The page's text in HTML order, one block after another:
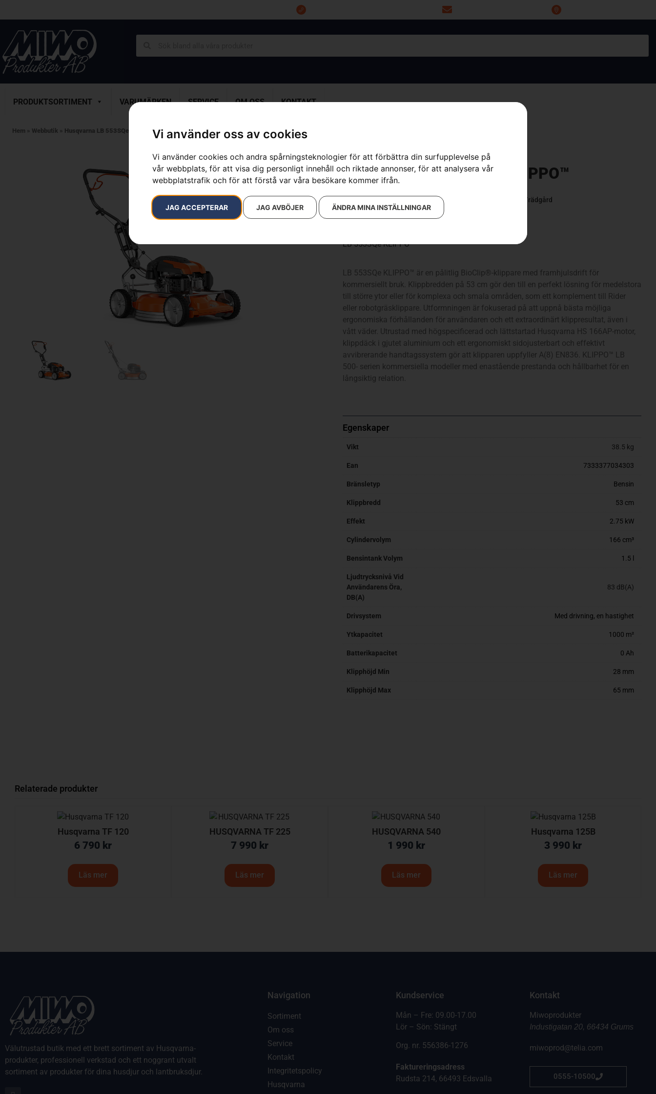
Vi använder oss av cookies
Vi använder cookies och andra spårningsteknologier för att förbättra din surfupplevelse på
vår webbplats, för att visa dig personligt innehåll och riktade annonser, för att analysera vår
webbplatstrafik och för att förstå var våra besökare kommer ifrån.
JAG ACCEPTERAR JAG AVBÖJER ÄNDRA MINA INSTÄLLNINGAR
PRODUKTSORTIMENT VARUMÄRKEN SERVICE OM OSS KONTAKT
Hem » Webbutik » Husqvarna LB 553SQe KLIPPO™
Husqvarna LB 553SQe KLIPPO™
Bensindrivna Gräsklippare Trädgård
15 700kr
LB 553SQe KLIPPO™
LB 553SQe KLIPPO™ är en pålitlig BioClip®-klippare med framhjulsdrift för
kommersiellt bruk. Klippbredden på 53 cm gör den till en perfekt lösning för medelstora
till större ytor eller för komplexa och smala områden, som ett komplement till Rider
eller robotgräsklippare. Utformningen är fokuserad på att uppnå bästa möjliga
ergonomiska förhållanden för användaren och ett extraordinärt klippresultat, även i
vått väder. Utrustad med högspecificerad och lättstartad Husqvarna HS 166AP-motor,
klippdäck i gjutet aluminium och ett ergonomiskt sidojusterbart och effektivt
avvibrerande handtagssystem gör att klipparen uppfyller A(8) EN836. KLIPPO™ LB
500- serien kommersiella modeller med enastående prestanda och hållbarhet för en
långsiktig relation.
Egenskaper
Vikt 38.5 kg
Ean 7333377034303
Bränsletyp Bensin
Klippbredd 53 cm
Effekt 2.75 kW
Cylindervolym 166 cm³
Bensintank Volym 1.5 l
Ljudtrycksnivå Vid
Användarens Öra,
DB(A)
83 dB(A)
Drivsystem Med drivning, en hastighet
Ytkapacitet 1000 m²
Batterikapacitet 0 Ah
Klipphöjd Min 28 mm
Klipphöjd Max 65 mm
Relaterade produkter
Husqvarna TF 120
6 790 kr
Läs mer
HUSQVARNA TF 225
7 990 kr
Läs mer
HUSQVARNA 540
1 990 kr
Läs mer
Husqvarna 125B
3 990 kr
Läs mer
Välutrustad butik med ett brett sortiment av Husqvarna-
produkter, professionell verkstad och ett noggrant utvalt
sortiment av produkter för dina husdjur och lantbruksdjur.
Navigation
Sortiment
Om oss
Service
Kontakt
Integritetspolicy
Husqvarna
Kundservice
Mån – Fre: 09.00-17.00
Lör – Sön: Stängt
Org. nr. 556386-1276
Faktureringsadress
Rudsta 214, 66493 Edsvalla
Kontakt
Miwoprodukter
Industigatan 20, 66434 Grums
miwoprod@telia.com
0555-10500